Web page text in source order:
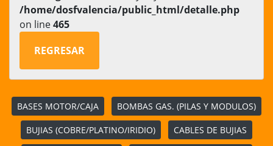
/home/dosfvalencia/public_html/detalle.php
on line465
REGRESAR
BASES MOTOR/CAJA BOMBAS GAS. (PILAS Y MODULOS)
BUJIAS (COBRE/PLATINO/IRIDIO) CABLES DE BUJIAS